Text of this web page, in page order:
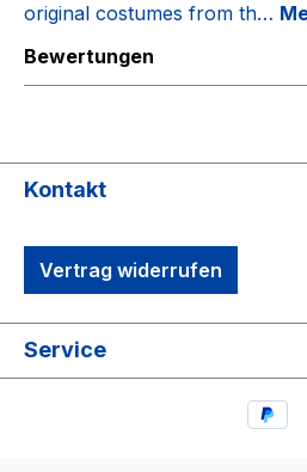
original costumes from th…
Bewertungen
Kontakt
Vertrag widerrufen
Service